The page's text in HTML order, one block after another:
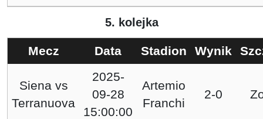
5. kolejka
Mecz Data Stadion Wynik
Sienavs
Terranuova
2025-
09-28
15:00:00
Artemio
Franchi
2-0